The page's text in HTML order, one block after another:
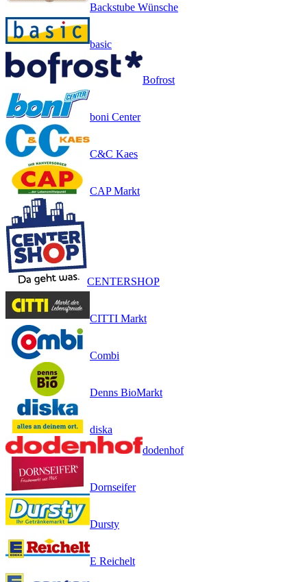
Backstube Wünsche
basic
Bofrost
boni Center
C&C Kaes
CAP Markt
CENTERSHOP
CITTI Markt
Combi
Denns BioMarkt
diska
dodenhof
Dornseifer
Dursty
E Reichelt